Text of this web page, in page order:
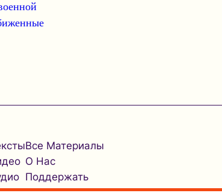
Все Материалы
О Нас
Поддержать